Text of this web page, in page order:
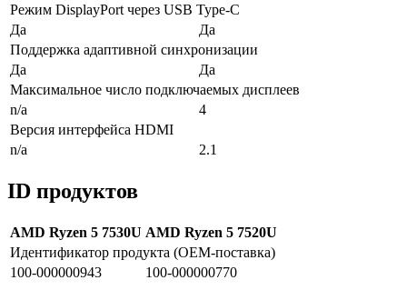
Режим DisplayPort через USB Type-C
Да
Да
Поддержка адаптивной синхронизации
Да
Да
Максимальное число подключаемых дисплеев
n/a
4
Версия интерфейса HDMI
n/a
2.1
ID продуктов
AMD Ryzen 5 7530U AMD Ryzen 5 7520U
Идентификатор продукта (OEM-поставка)
100-000000943
100-000000770